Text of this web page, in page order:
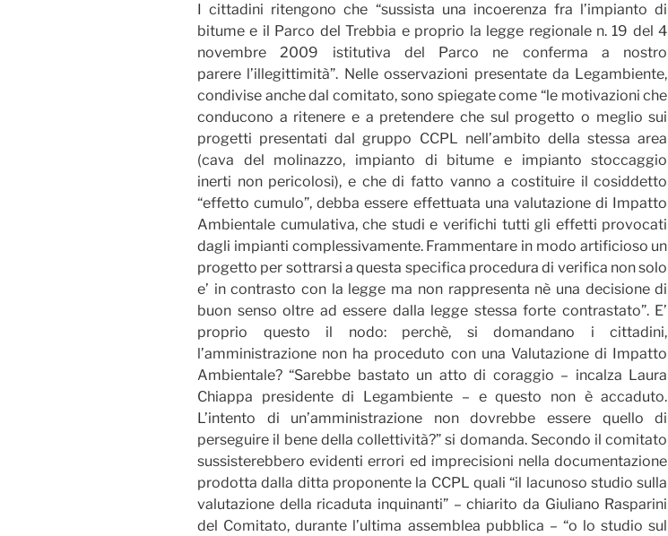
I cittadini ritengono che “sussista una incoerenza fra l’impianto di
bitume e il Parco del Trebbia e proprio la legge regionale n. 19 del 4
novembre 2009 istitutiva del Parco ne conferma a nostro
parere l’illegittimità”. Nelle osservazioni presentate da Legambiente,
condivise anche dal comitato, sono spiegate come “le motivazioni che
conducono a ritenere e a pretendere che sul progetto o meglio sui
progetti presentati dal gruppo CCPL nell’ambito della stessa area
(cava del molinazzo, impianto di bitume e impianto stoccaggio
inerti non pericolosi), e che di fatto vanno a costituire il cosiddetto
“effetto cumulo”, debba essere effettuata una valutazione di Impatto
Ambientale cumulativa, che studi e verifichi tutti gli effetti provocati
dagli impianti complessivamente. Frammentare in modo artificioso un
progetto per sottrarsi a questa specifica procedura di verifica non solo
e’ in contrasto con la legge ma non rappresenta nè una decisione di
buon senso oltre ad essere dalla legge stessa forte contrastato”. E’
proprio questo il nodo: perchè, si domandano i cittadini,
l’amministrazione non ha proceduto con una Valutazione di Impatto
Ambientale? “Sarebbe bastato un atto di coraggio – incalza Laura
Chiappa presidente di Legambiente – e questo non è accaduto.
L’intento di un’amministrazione non dovrebbe essere quello di
perseguire il bene della collettività?” si domanda. Secondo il comitato
sussisterebbero evidenti errori ed imprecisioni nella documentazione
prodotta dalla ditta proponente la CCPL quali “il lacunoso studio sulla
valutazione della ricaduta inquinanti” – chiarito da Giuliano Rasparini
del Comitato, durante l’ultima assemblea pubblica – “o lo studio sul